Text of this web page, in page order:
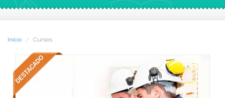
Inicio Cursos